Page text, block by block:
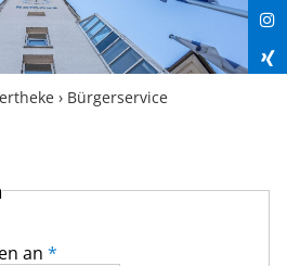
› Bürgerservice
an *